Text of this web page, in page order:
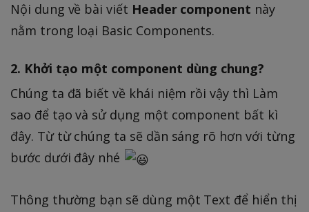
Nội dung về bài viết Header component này
nằm trong loại Basic Components.
2. Khởi tạo một component dùng chung?
Chúng ta đã biết về khái niệm rồi vậy thì Làm
sao để tạo và sử dụng một component bất kì
đây. Từ từ chúng ta sẽ dần sáng rõ hơn với từng
bước dưới đây nhé
Thông thường bạn sẽ dùng một Text để hiển thị